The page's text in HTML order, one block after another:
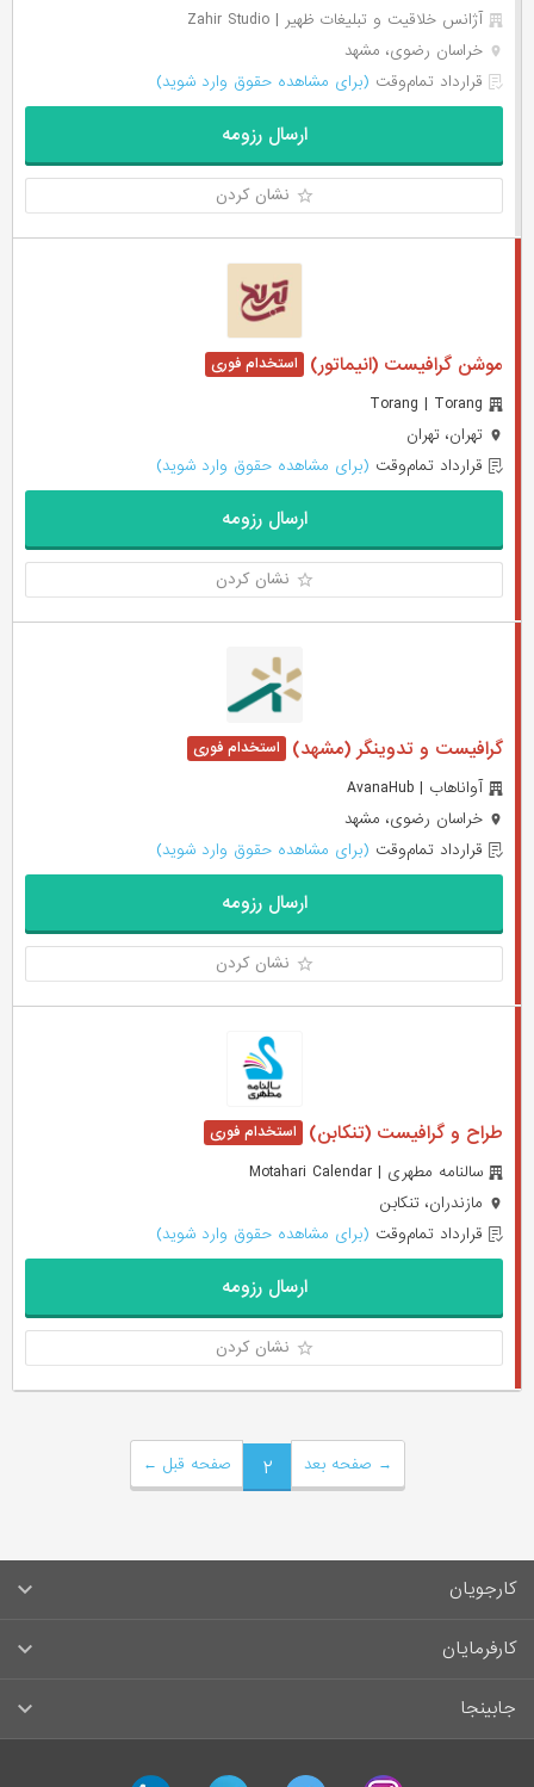
آژانس خلاقیت و تبلیغات ظهیر | Zahir Studio
خراسان رضوی، مشهد
قرارداد تمام‌وقت (برای مشاهده حقوق وارد شوید)
ارسال رزومه
نشان کردن
موشن گرافیست (انیماتور)
Torang | Torang
تهران، تهران
قرارداد تمام‌وقت (برای مشاهده حقوق وارد شوید)
ارسال رزومه
نشان کردن
گرافیست و تدوینگر (مشهد)
آواناهاب | AvanaHub
خراسان رضوی، مشهد
قرارداد تمام‌وقت (برای مشاهده حقوق وارد شوید)
ارسال رزومه
نشان کردن
طراح و گرافیست (تنکابن)
سالنامه مطهری | Motahari Calendar
مازندران، تنکابن
قرارداد تمام‌وقت (برای مشاهده حقوق وارد شوید)
ارسال رزومه
نشان کردن
← صفحه قبل ۲ صفحه بعد →
کارجویان
سوالات متداول کارجویان
لیست مشاغل
کارفرمایان
راهنمای ثبت آگهی استخدام
جابینجا